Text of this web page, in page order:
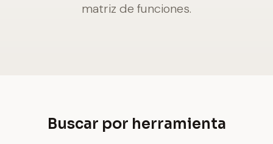
matriz de funciones.
Buscar por herramienta